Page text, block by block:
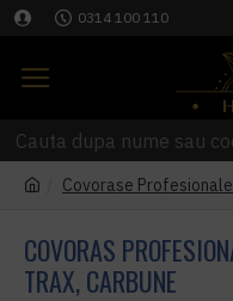
0314 100 110
Covorase Profesionale
COVORAS
TRAX, CARBUNE